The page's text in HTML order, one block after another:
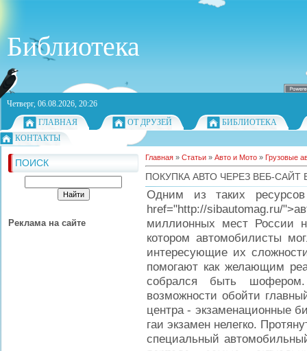
Библиотека
Четверг, 06.08.2026, 20:26
ГЛАВНАЯ
ОТ ДРУЗЕЙ
БИБЛИОТЕКА
КОНТАКТЫ
ПОИСК
Реклама на сайте
Главная » Статьи » Авто и Мото » Грузовые
ПОКУПКА АВТО ЧЕРЕЗ ВЕБ-
Одним из таких
href="http://sibautomag.ru/
миллионных мест России
котором автомобилисты
интересующие их
помогают как желающим
собрался быть
возможности обойти
центра - экзаменационные
гаи экзамен нелегко.
специальный